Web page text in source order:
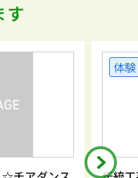
す
体験